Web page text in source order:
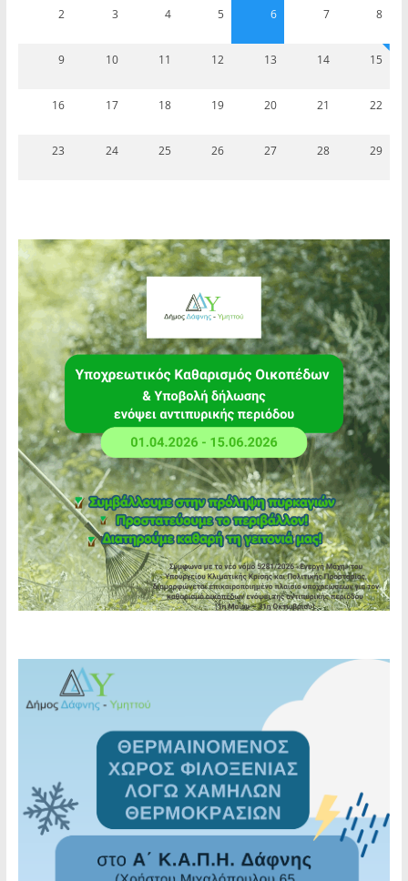
2 3 4 5 6 7 8
9 10 11 12 13 14 15
16 17 18 19 20 21 22
23 24 25 26 27 28 29